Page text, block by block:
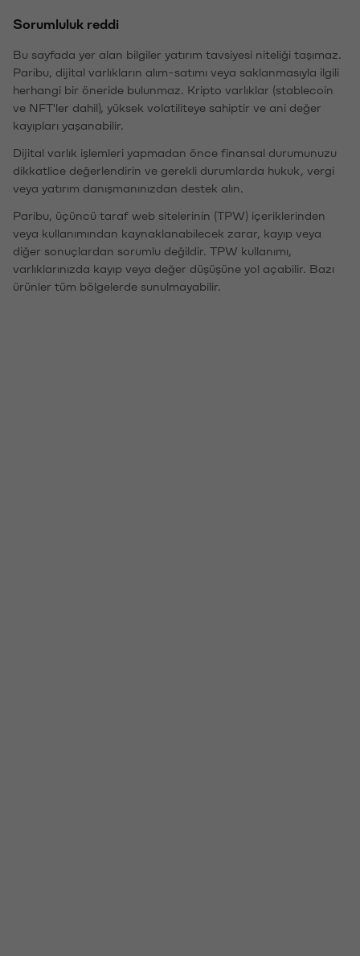
Sorumluluk reddi
Bu sayfada yer alan bilgiler yatırım tavsiyesi niteliği taşımaz.
Paribu, dijital varlıkların alım-satımı veya saklanmasıyla ilgili
herhangi bir öneride bulunmaz. Kripto varlıklar (stablecoin
ve NFT'ler dahil), yüksek volatiliteye sahiptir ve ani değer
kayıpları yaşanabilir.
Dijital varlık işlemleri yapmadan önce finansal durumunuzu
dikkatlice değerlendirin ve gerekli durumlarda hukuk, vergi
veya yatırım danışmanınızdan destek alın.
Paribu, üçüncü taraf web sitelerinin (TPW) içeriklerinden
veya kullanımından kaynaklanabilecek zarar, kayıp veya
diğer sonuçlardan sorumlu değildir. TPW kullanımı,
varlıklarınızda kayıp veya değer düşüşüne yol açabilir. Bazı
ürünler tüm bölgelerde sunulmayabilir.